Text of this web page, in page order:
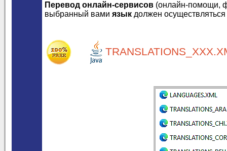
Перевод онлайн-сервисов (онлайн-помощи,
выбранный вами язык должен